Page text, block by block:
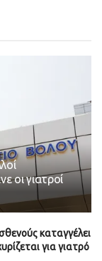
οι γιατροί
καταγγέλει
για γιατρό